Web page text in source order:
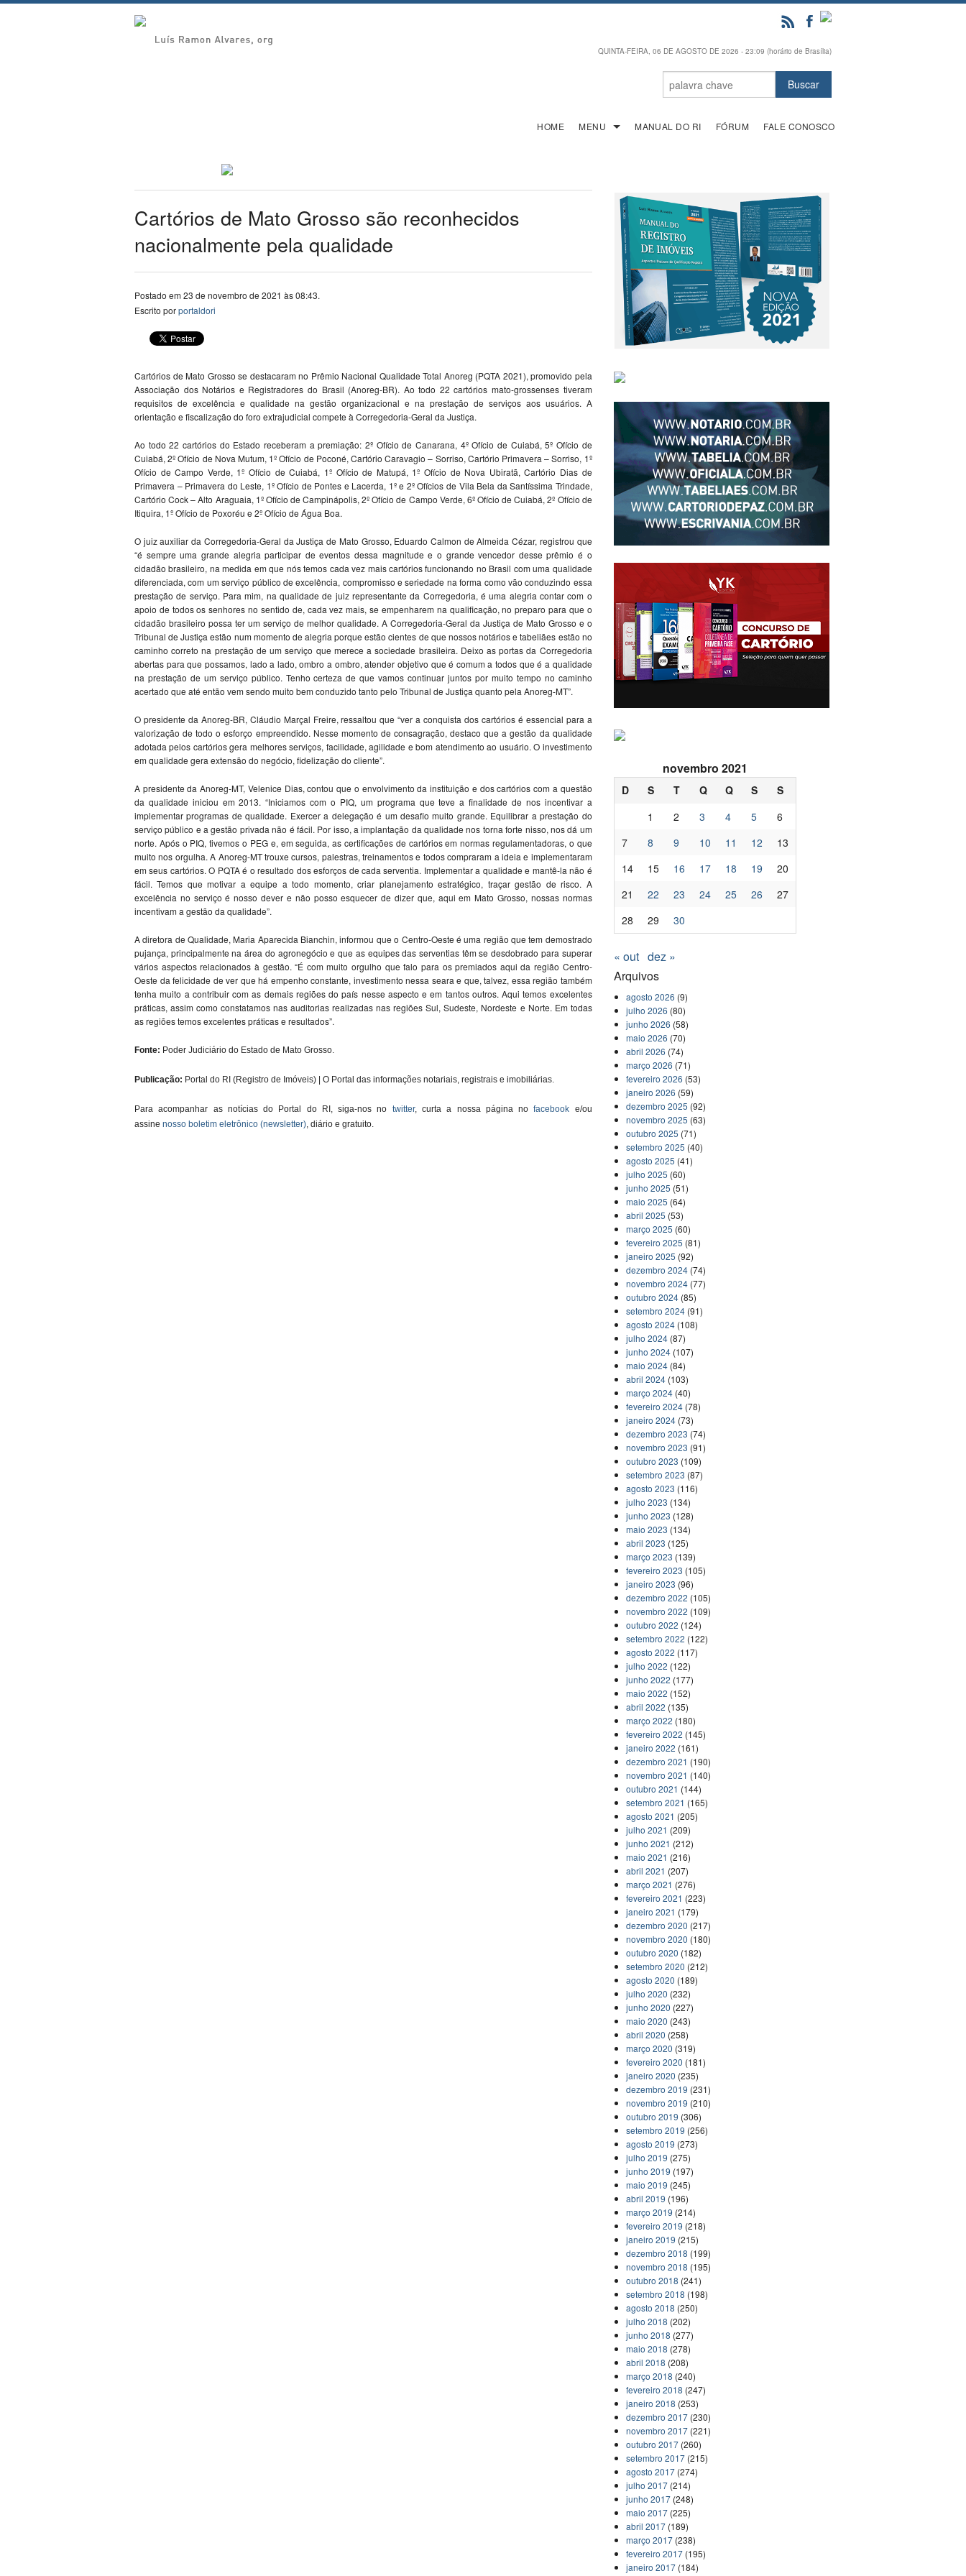
QUINTA-FEIRA, 06 DE AGOSTO DE 2026 - 23:09 (horário de Brasília)
HOME MENU MANUAL DO RI FÓRUM FALE CONOSCO
Cartórios de Mato Grosso são reconhecidos
nacionalmente pela qualidade
Postado em 23 de novembro de 2021 às 08:43.
Escrito porportaldori
Cartórios de Mato Grosso se destacaram no Prêmio Nacional Qualidade Total Anoreg (PQTA 2021), promovido pela
Associação dos Notários e Registradores do Brasil (Anoreg-BR). Ao todo 22 cartórios mato-grossenses tiveram
requisitos de excelência e qualidade na gestão organizacional e na prestação de serviços aos usuários. A
orientação e fiscalização do foro extrajudicial compete à Corregedoria-Geral da Justiça.
Ao todo 22 cartórios do Estado receberam a premiação: 2º Ofício de Canarana, 4º Ofício de Cuiabá, 5º Ofício de
Cuiabá, 2º Ofício de Nova Mutum, 1º Ofício de Poconé, Cartório Caravagio – Sorriso, Cartório Primavera – Sorriso, 1º
Ofício de Campo Verde, 1º Ofício de Cuiabá, 1º Ofício de Matupá, 1º Ofício de Nova Ubiratã, Cartório Dias de
Primavera – Primavera do Leste, 1º Ofício de Pontes e Lacerda, 1º e 2º Ofícios de Vila Bela da Santíssima Trindade,
Cartório Cock – Alto Araguaia, 1º Ofício de Campinápolis, 2º Ofício de Campo Verde, 6º Ofício de Cuiabá, 2º Ofício de
Itiquira, 1º Ofício de Poxoréu e 2º Ofício de Água Boa.
O juiz auxiliar da Corregedoria-Geral da Justiça de Mato Grosso, Eduardo Calmon de Almeida Cézar, registrou que
“é sempre uma grande alegria participar de eventos dessa magnitude e o grande vencedor desse prêmio é o
cidadão brasileiro, na medida em que nós temos cada vez mais cartórios funcionando no Brasil com uma qualidade
diferenciada, com um serviço público de excelência, compromisso e seriedade na forma como vão conduzindo essa
prestação de serviço. Para mim, na qualidade de juiz representante da Corregedoria, é uma alegria contar com o
apoio de todos os senhores no sentido de, cada vez mais, se empenharem na qualificação, no preparo para que o
cidadão brasileiro possa ter um serviço de melhor qualidade. A Corregedoria-Geral da Justiça de Mato Grosso e o
Tribunal de Justiça estão num momento de alegria porque estão cientes de que nossos notários e tabeliães estão no
caminho correto na prestação de um serviço que merece a sociedade brasileira. Deixo as portas da Corregedoria
abertas para que possamos, lado a lado, ombro a ombro, atender objetivo que é comum a todos que é a qualidade
na prestação de um serviço público. Tenho certeza de que vamos continuar juntos por muito tempo no caminho
acertado que até então vem sendo muito bem conduzido tanto pelo Tribunal de Justiça quanto pela Anoreg-MT”.
O presidente da Anoreg-BR, Cláudio Marçal Freire, ressaltou que “ver a conquista dos cartórios é essencial para a
valorização de todo o esforço empreendido. Nesse momento de consagração, destaco que a gestão da qualidade
adotada pelos cartórios gera melhores serviços, facilidade, agilidade e bom atendimento ao usuário. O investimento
em qualidade gera extensão do negócio, fidelização do cliente”.
A presidente da Anoreg-MT, Velenice Dias, contou que o envolvimento da instituição e dos cartórios com a questão
da qualidade iniciou em 2013. “Iniciamos com o PIQ, um programa que teve a finalidade de nos incentivar a
implementar programas de qualidade. Exercer a delegação é um desafio muito grande. Equilibrar a prestação do
serviço público e a gestão privada não é fácil. Por isso, a implantação da qualidade nos torna forte nisso, nos dá um
norte. Após o PIQ, tivemos o PEG e, em seguida, as certificações de cartórios em normas regulamentadoras, o que
muito nos orgulha. A Anoreg-MT trouxe cursos, palestras, treinamentos e todos compraram a ideia e implementaram
em seus cartórios. O PQTA é o resultado dos esforços de cada serventia. Implementar a qualidade e mantê-la não é
fácil. Temos que motivar a equipe a todo momento, criar planejamento estratégico, traçar gestão de risco. A
excelência no serviço é nosso dever e não posso esquecer de dizer que, aqui em Mato Grosso, nossas normas
incentivam a gestão da qualidade”.
A diretora de Qualidade, Maria Aparecida Bianchin, informou que o Centro-Oeste é uma região que tem demostrado
pujança, principalmente na área do agronegócio e que as equipes das serventias têm se desdobrado para superar
vários aspectos relacionados à gestão. “É com muito orgulho que falo para os premiados aqui da região Centro-
Oeste da felicidade de ver que há empenho constante, investimento nessa seara e que, talvez, essa região também
tenha muito a contribuir com as demais regiões do país nesse aspecto e em tantos outros. Aqui temos excelentes
práticas, assim como constatamos nas auditorias realizadas nas regiões Sul, Sudeste, Nordeste e Norte. Em todas
as regiões temos excelentes práticas e resultados”.
Fonte: Poder Judiciário do Estado de Mato Grosso.
Publicação: Portal do RI (Registro de Imóveis) | O Portal das informações notariais, registrais e imobiliárias.
Para acompanhar as notícias do Portal do RI, siga-nos no twitter, curta a nossa página nofacebook e/ou
assine nosso boletim eletrônico (newsletter) , diário e gratuito.
novembro 2021
D S T Q Q S
S
1
2 3 4 5
6
7
8 9 10 11 12
13
14
15 16 17 18 19
20
21
22 23 24 25 26
27
28
29 30
« out dez »
Arquivos
agosto 2026 (9)
julho 2026 (80)
junho 2026 (58)
maio 2026 (70)
abril 2026 (74)
março 2026 (71)
fevereiro 2026 (53)
janeiro 2026 (59)
dezembro 2025 (92)
novembro 2025 (63)
outubro 2025 (71)
setembro 2025 (40)
agosto 2025 (41)
julho 2025 (60)
junho 2025 (51)
maio 2025 (64)
abril 2025 (53)
março 2025 (60)
fevereiro 2025 (81)
janeiro 2025 (92)
dezembro 2024 (74)
novembro 2024 (77)
outubro 2024 (85)
setembro 2024 (91)
agosto 2024 (108)
julho 2024 (87)
junho 2024 (107)
maio 2024 (84)
abril 2024 (103)
março 2024 (40)
fevereiro 2024 (78)
janeiro 2024 (73)
dezembro 2023 (74)
novembro 2023 (91)
outubro 2023 (109)
setembro 2023 (87)
agosto 2023 (116)
julho 2023 (134)
junho 2023 (128)
maio 2023 (134)
abril 2023 (125)
março 2023 (139)
fevereiro 2023 (105)
janeiro 2023 (96)
dezembro 2022 (105)
novembro 2022 (109)
outubro 2022 (124)
setembro 2022 (122)
agosto 2022 (117)
julho 2022 (122)
junho 2022 (177)
maio 2022 (152)
abril 2022 (135)
março 2022 (180)
fevereiro 2022 (145)
janeiro 2022 (161)
dezembro 2021 (190)
novembro 2021 (140)
outubro 2021 (144)
setembro 2021 (165)
agosto 2021 (205)
julho 2021 (209)
junho 2021 (212)
maio 2021 (216)
abril 2021 (207)
março 2021 (276)
fevereiro 2021 (223)
janeiro 2021 (179)
dezembro 2020 (217)
novembro 2020 (180)
outubro 2020 (182)
setembro 2020 (212)
agosto 2020 (189)
julho 2020 (232)
junho 2020 (227)
maio 2020 (243)
abril 2020 (258)
março 2020 (319)
fevereiro 2020 (181)
janeiro 2020 (235)
dezembro 2019 (231)
novembro 2019 (210)
outubro 2019 (306)
setembro 2019 (256)
agosto 2019 (273)
julho 2019 (275)
junho 2019 (197)
maio 2019 (245)
abril 2019 (196)
março 2019 (214)
fevereiro 2019 (218)
janeiro 2019 (215)
dezembro 2018 (199)
novembro 2018 (195)
outubro 2018 (241)
setembro 2018 (198)
agosto 2018 (250)
julho 2018 (202)
junho 2018 (277)
maio 2018 (278)
abril 2018 (208)
março 2018 (240)
fevereiro 2018 (247)
janeiro 2018 (253)
dezembro 2017 (230)
novembro 2017 (221)
outubro 2017 (260)
setembro 2017 (215)
agosto 2017 (274)
julho 2017 (214)
junho 2017 (248)
maio 2017 (225)
abril 2017 (189)
março 2017 (238)
fevereiro 2017 (195)
janeiro 2017 (184)